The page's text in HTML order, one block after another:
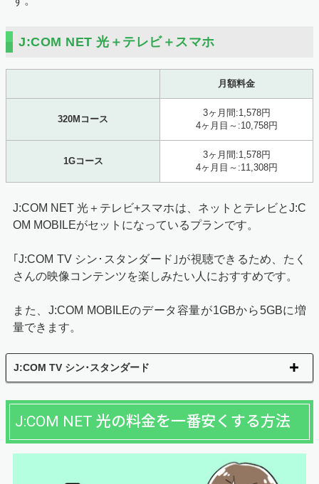
J:COM NET 光＋テレビ＋スマホ
月額料金
320Mコース
3ヶ月間:1,578円
4ヶ月目～:10,758円
1Gコース
3ヶ月間:1,578円
4ヶ月目～:11,308円
J:COM NET 光＋テレビ+スマホは、ネットとテレビとJ:C
OM MOBILEがセットになっているプランです。
｢J:COM TV シン･スタンダード｣が視聴できるため、たく
さんの映像コンテンツを楽しみたい人におすすめです。
また、J:COM MOBILEのデータ容量が1GBから5GBに増
量できます。
J:COM TV シン･スタンダード
J:COM NET 光の料金を一番安くする方法